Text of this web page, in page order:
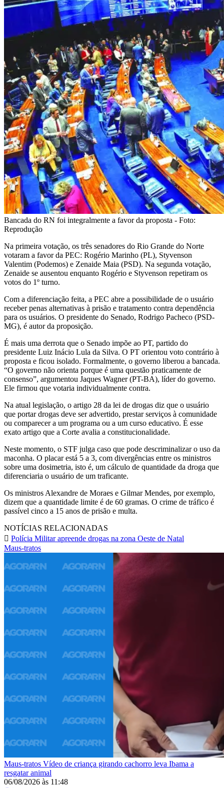
Bancada do RN foi integralmente a favor da proposta - Foto:
Reprodução
Na primeira votação, os três senadores do Rio Grande do Norte
votaram a favor da PEC: Rogério Marinho (PL), Styvenson
Valentim (Podemos) e Zenaide Maia (PSD). Na segunda votação,
Zenaide se ausentou enquanto Rogério e Styvenson repetiram os
votos do 1º turno.
Com a diferenciação feita, a PEC abre a possibilidade de o usuário
receber penas alternativas à prisão e tratamento contra dependência
para os usuários. O presidente do Senado, Rodrigo Pacheco (PSD-
MG), é autor da proposição.
É mais uma derrota que o Senado impõe ao PT, partido do
presidente Luiz Inácio Lula da Silva. O PT orientou voto contrário à
proposta e ficou isolado. Formalmente, o governo liberou a bancada.
“O governo não orienta porque é uma questão praticamente de
consenso”, argumentou Jaques Wagner (PT-BA), líder do governo.
Ele firmou que votaria individualmente contra.
Na atual legislação, o artigo 28 da lei de drogas diz que o usuário
que portar drogas deve ser advertido, prestar serviços à comunidade
ou comparecer a um programa ou a um curso educativo. É esse
exato artigo que a Corte avalia a constitucionalidade.
Neste momento, o STF julga caso que pode descriminalizar o uso da
maconha. O placar está 5 a 3, com divergências entre os ministros
sobre uma dosimetria, isto é, um cálculo de quantidade da droga que
diferenciaria o usuário de um traficante.
Os ministros Alexandre de Moraes e Gilmar Mendes, por exemplo,
dizem que a quantidade limite é de 60 gramas. O crime de tráfico é
passível cinco a 15 anos de prisão e multa.
NOTÍCIAS RELACIONADAS
Polícia Militar apreende drogas na zona Oeste de Natal
Maus-tratos
Maus-tratos Vídeo de criança girando cachorro leva Ibama a
resgatar animal
06/08/2026 às 11:48